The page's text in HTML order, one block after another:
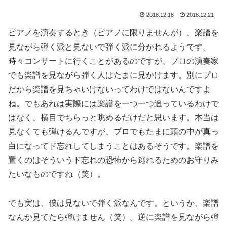
2018.12.18 2018.12.21
ピアノを演奏するとき（ピアノに限りませんが）、楽譜を
見ながら弾く派と見ないで弾く派に分かれるようです。
時々コンサートに行くことがあるのですが、プロの演奏家
でも楽譜を見ながら弾く人はたまに見かけます。別にプロ
だから楽譜を見ちゃいけないってわけではないんですよ
ね。でもあれは実際には楽譜を一つ一つ追っているわけで
はなく、横目でちらっと眺めるだけだと思います。本当は
見なくても弾けるんですが、プロでもたまに頭の中が真っ
白になってド忘れしてしまうことはあるそうです。楽譜を
置くのはそういうド忘れの恐怖から逃れるためのお守りみ
たいなものですね（笑）。
でも実は、僕は見ないで弾く派なんです。というか、楽譜
なんか見てたら弾けません（笑）。逆に楽譜を見ながら弾